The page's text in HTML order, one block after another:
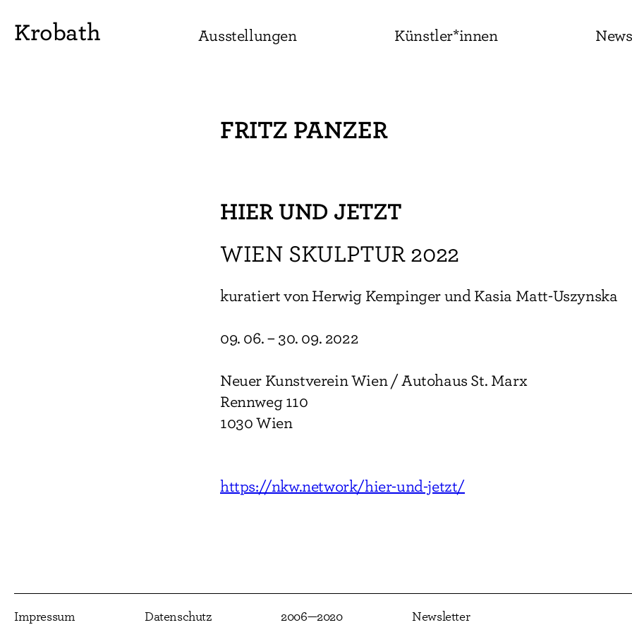
Krobath Ausstellungen Künstler*innen News
FRITZ PANZER
HIER UND JETZT
WIEN SKULPTUR 2022
kuratiert von Herwig Kempinger und Kasia Matt-Uszynska
09. 06. – 30. 09. 2022
Neuer Kunstverein Wien / Autohaus St. Marx
Rennweg 110
1030 Wien
https://nkw.network/hier-und-jetzt/
Impressum Datenschutz 2006—2020 Newsletter